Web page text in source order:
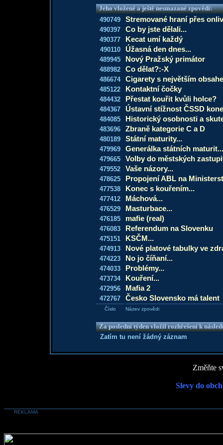
Jeho vložené a ještě nesmazané zpovědi:
490749
Stremované hraní přes
490397 Co by jste dělali...
490377 Kecat umí každý
490110 Úžasná den dnes...
489945 Nový Pražský primátor
488982 Co dělat?:-X
486674 Cigarety s největším
485122 Kontaktní čočky
484432 Přestat kouřit kvůli holce?
484367 Ústavní stížnost ČSSD
484085 Historický osobnosti a
483696 Zbraně kategorie C a D
480189 Státní maturity...
479969 Generálka státních maturit...
479665 Volby do městských
479552 Vaše názory...
478625 Propojení ABL na
477538 Konec s kouřením...
477412 Máchová...
476529 Masturbace...
476185 mafie (real)
476083 Referendum na Slovenku
475151 KSČM...
474913 Nové platové tabulky ve
474223 No jo číňaní...
474033 Problémy...
473734 Kouření...
472956 Mafia 2
472767 Česko Slovensko má talent
Číslo Název zpovědi
Za poslední týden vložil rozhřešení k
Zatím tu není žádný záznam
Změňte
Slevy do
REKLAMA